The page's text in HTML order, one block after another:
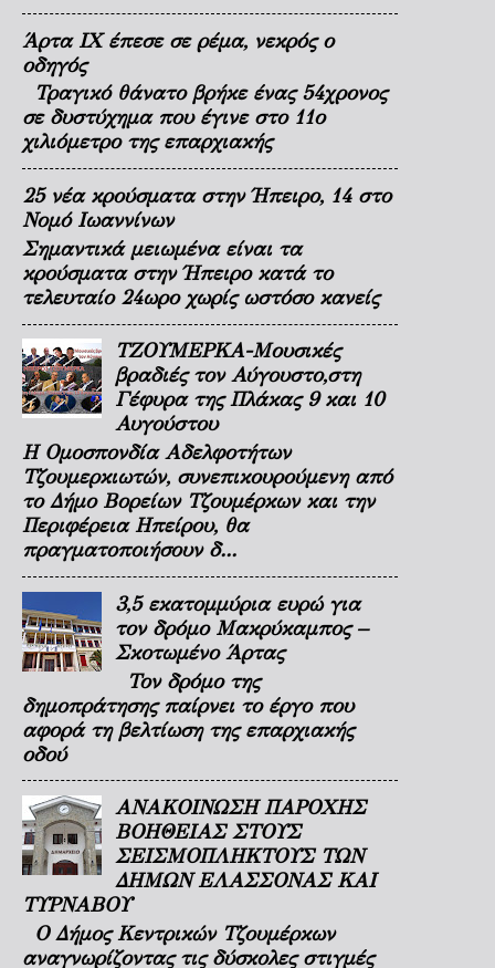
Άρτα ΙΧ έπεσε σε ρέμα, νεκρός ο
οδηγός
Τραγικό θάνατο βρήκε ένας 54χρονος
σε δυστύχημα που έγινε στο 11ο
χιλιόμετρο της επαρχιακής
25 νέα κρούσματα στην Ήπειρο, 14 στο
Νομό Ιωαννίνων
Σημαντικά μειωμένα είναι τα
κρούσματα στην Ήπειρο κατά το
τελευταίο 24ωρο χωρίς ωστόσο κανείς
ΤΖΟΥΜΕΡΚΑ-Μουσικές
βραδιές τον Αύγουστο,στη
Γέφυρα της Πλάκας 9 και 10
Αυγούστου
Η Ομοσπονδία Αδελφοτήτων
Τζουμερκιωτών, συνεπικουρούμενη από
το Δήμο Βορείων Τζουμέρκων και την
Περιφέρεια Ηπείρου, θα
πραγματοποιήσουν δ...
3,5 εκατομμύρια ευρώ για
τον δρόμο Μακρύκαμπος –
Σκοτωμένο Άρτας
Τον δρόμο της
δημοπράτησης παίρνει το έργο που
αφορά τη βελτίωση της επαρχιακής
οδού
ΑΝΑΚΟΙΝΩΣΗ ΠΑΡΟΧΗΣ
ΒΟΗΘΕΙΑΣ ΣΤΟΥΣ
ΣΕΙΣΜΟΠΛΗΚΤΟΥΣ ΤΩΝ
ΔΗΜΩΝ ΕΛΑΣΣΟΝΑΣ ΚΑΙ
ΤΥΡΝΑΒΟΥ
Ο Δήμος Κεντρικών Τζουμέρκων
αναγνωρίζοντας τις δύσκολες στιγμές